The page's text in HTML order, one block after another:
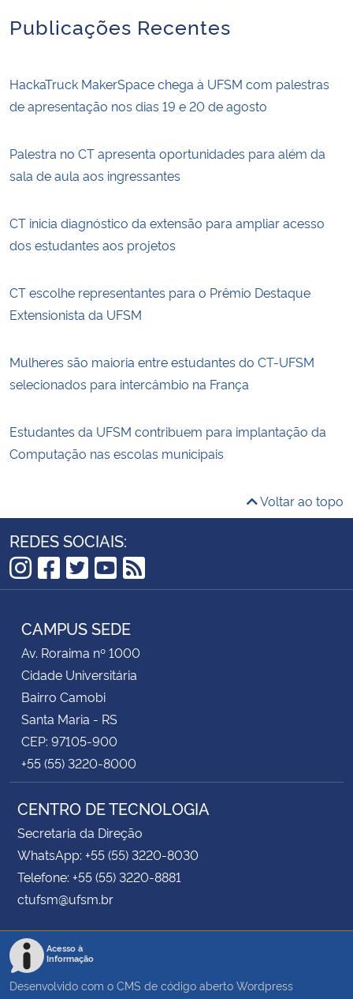
Publicações Recentes
HackaTruck MakerSpace chega à UFSM com palestras
de apresentação nos dias 19 e 20 de agosto
Palestra no CT apresenta oportunidades para além da
sala de aula aos ingressantes
CT inicia diagnóstico da extensão para ampliar acesso
dos estudantes aos projetos
CT escolhe representantes para o Prêmio Destaque
Extensionista da UFSM
Mulheres são maioria entre estudantes do CT-UFSM
selecionados para intercâmbio na França
Estudantes da UFSM contribuem para implantação da
Computação nas escolas municipais
Voltar ao topo
REDES SOCIAIS:
Instagram
Facebook
Twitter
YouTube
RSS
CAMPUS SEDE
Av. Roraima nº 1000
Cidade Universitária
Bairro Camobi
Santa Maria - RS
CEP: 97105-900
+55 (55) 3220-8000
CENTRO DE TECNOLOGIA
Secretaria da Direção
WhatsApp: +55 (55) 3220-8030
Telefone: +55 (55) 3220-8881
ctufsm@ufsm.br
Acesso à
Informação
Desenvolvido com o CMS de código aberto Wordpress